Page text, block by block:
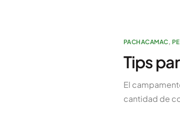
PACHACAMAC,
Tips
El
cantidad de